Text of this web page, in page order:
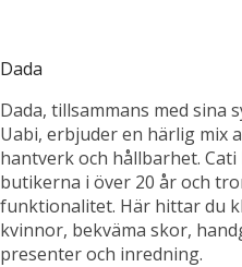
Dada
Dada, tillsammans med sina
Uabi, erbjuder en härlig mix
hantverk och hållbarhet.
butikerna i över 20 år och
funktionalitet. Här hittar du
kvinnor, bekväma skor,
presenter och inredning.